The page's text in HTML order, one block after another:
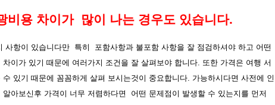
비용 차이가 많이 나는 경우도 있습니다.
사항이 있습니다만 특히 포함사항과 불포함 사항을 잘 점검하셔야 하고 어떤
차이가 있기 때문에 여러가지 조건을 잘 살펴보야 합니다. 또한 가격은 여행 서
수 있기 때문에 꼼꼼하게 살펴 보시는것이 중요합니다. 가능하시다면 사전에 인
알아보신후 가격이 너무 저렴하다면 어떤 문제점이 발생할 수 있는지를 먼저